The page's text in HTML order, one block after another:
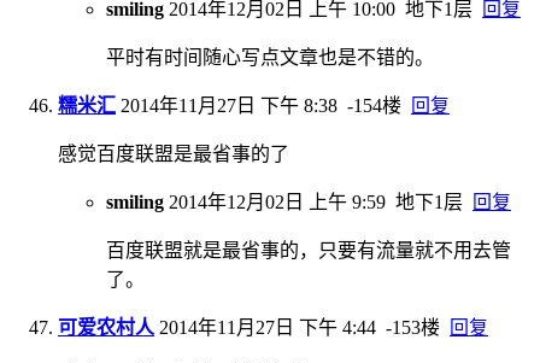
smiling 2014年12月02日 上午 10:00 地下1层 回复
平时有时间随心写点文章也是不错的。
糯米汇 2014年11月27日 下午 8:38 -154楼 回复
感觉百度联盟是最省事的了
smiling 2014年12月02日 上午 9:59 地下1层 回复
百度联盟就是最省事的，只要有流量就不用去管
了。
可爱农村人 2014年11月27日 下午 4:44 -153楼 回复